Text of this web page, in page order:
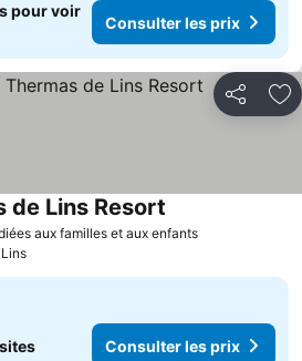
pour voir
Consulter les prix
Partager
aux familles et aux enfants
de Lins Resort
Lins
Consulter les prix